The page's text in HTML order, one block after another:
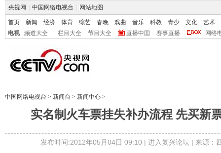
央视网 中国网络电视台 网站地图
首页 新闻 经济 体育 综艺 春晚 戏曲 音乐 科教 青少 文化
艺术
电视
频道大全 栏目大全 节目大全 直播中国 赛事直播 网络
中国网络电视台 > 新闻台 > 新闻中心 >
实名制火车票挂失补办流程 先买新
发布时间:2012年05月04日 09:10 | 进入复兴论坛| 来源：